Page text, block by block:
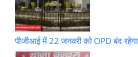
पीजीआई में 22 जनवरी को OPD बंद रहेगा